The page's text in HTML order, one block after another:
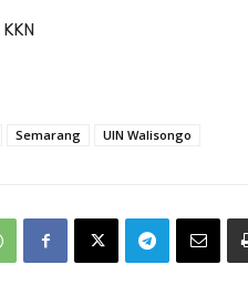
Semarang UIN Walisongo